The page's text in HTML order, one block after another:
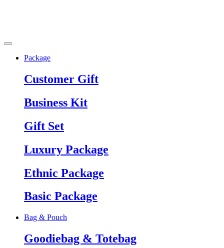
Package
Customer Gift
Business Kit
Gift Set
Luxury Package
Ethnic Package
Basic Package
Bag & Pouch
Goodiebag & Totebag